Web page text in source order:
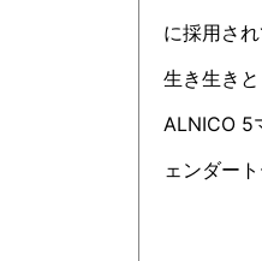
に採用さ
生き生き
ALNICO 5
ェンダー